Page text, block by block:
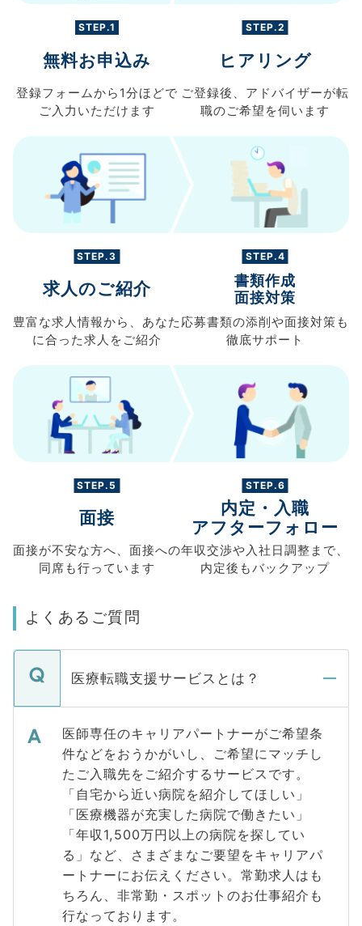
STEP.1
無料お申込み
登録フォームから 1分ほどで
ご入力 いただけます
STEP.2
ヒアリング
ご登録後、 アドバイザーが転
職のご希望を伺います
STEP.3
求人のご紹介
豊富な求人情報から、 あなた
に合った求人を ご紹介
STEP.4
書類作成
面接対策
応募書類の添削や面接対策も
徹底サポート
STEP.5
面接
面接が不安な方へ、 面接への
同席も行っています
STEP.6
内定・入職
アフターフォロー
年収交渉や入社日調整まで、
内定後もバックアップ
よくあるご質問
医療転職支援サービスとは？
医師専任のキャリアパートナーがご希望条
件などをおうかがいし、ご希望にマッチし
たご入職先をご紹介するサービスです。
「自宅から近い病院を紹介してほしい」
「医療機器が充実した病院で働きたい」
「年収1,500万円以上の病院を探してい
る」など、さまざまなご要望をキャリアパ
ートナーにお伝えください。常勤求人はも
ちろん、非常勤・スポットのお仕事紹介も
行なっております。